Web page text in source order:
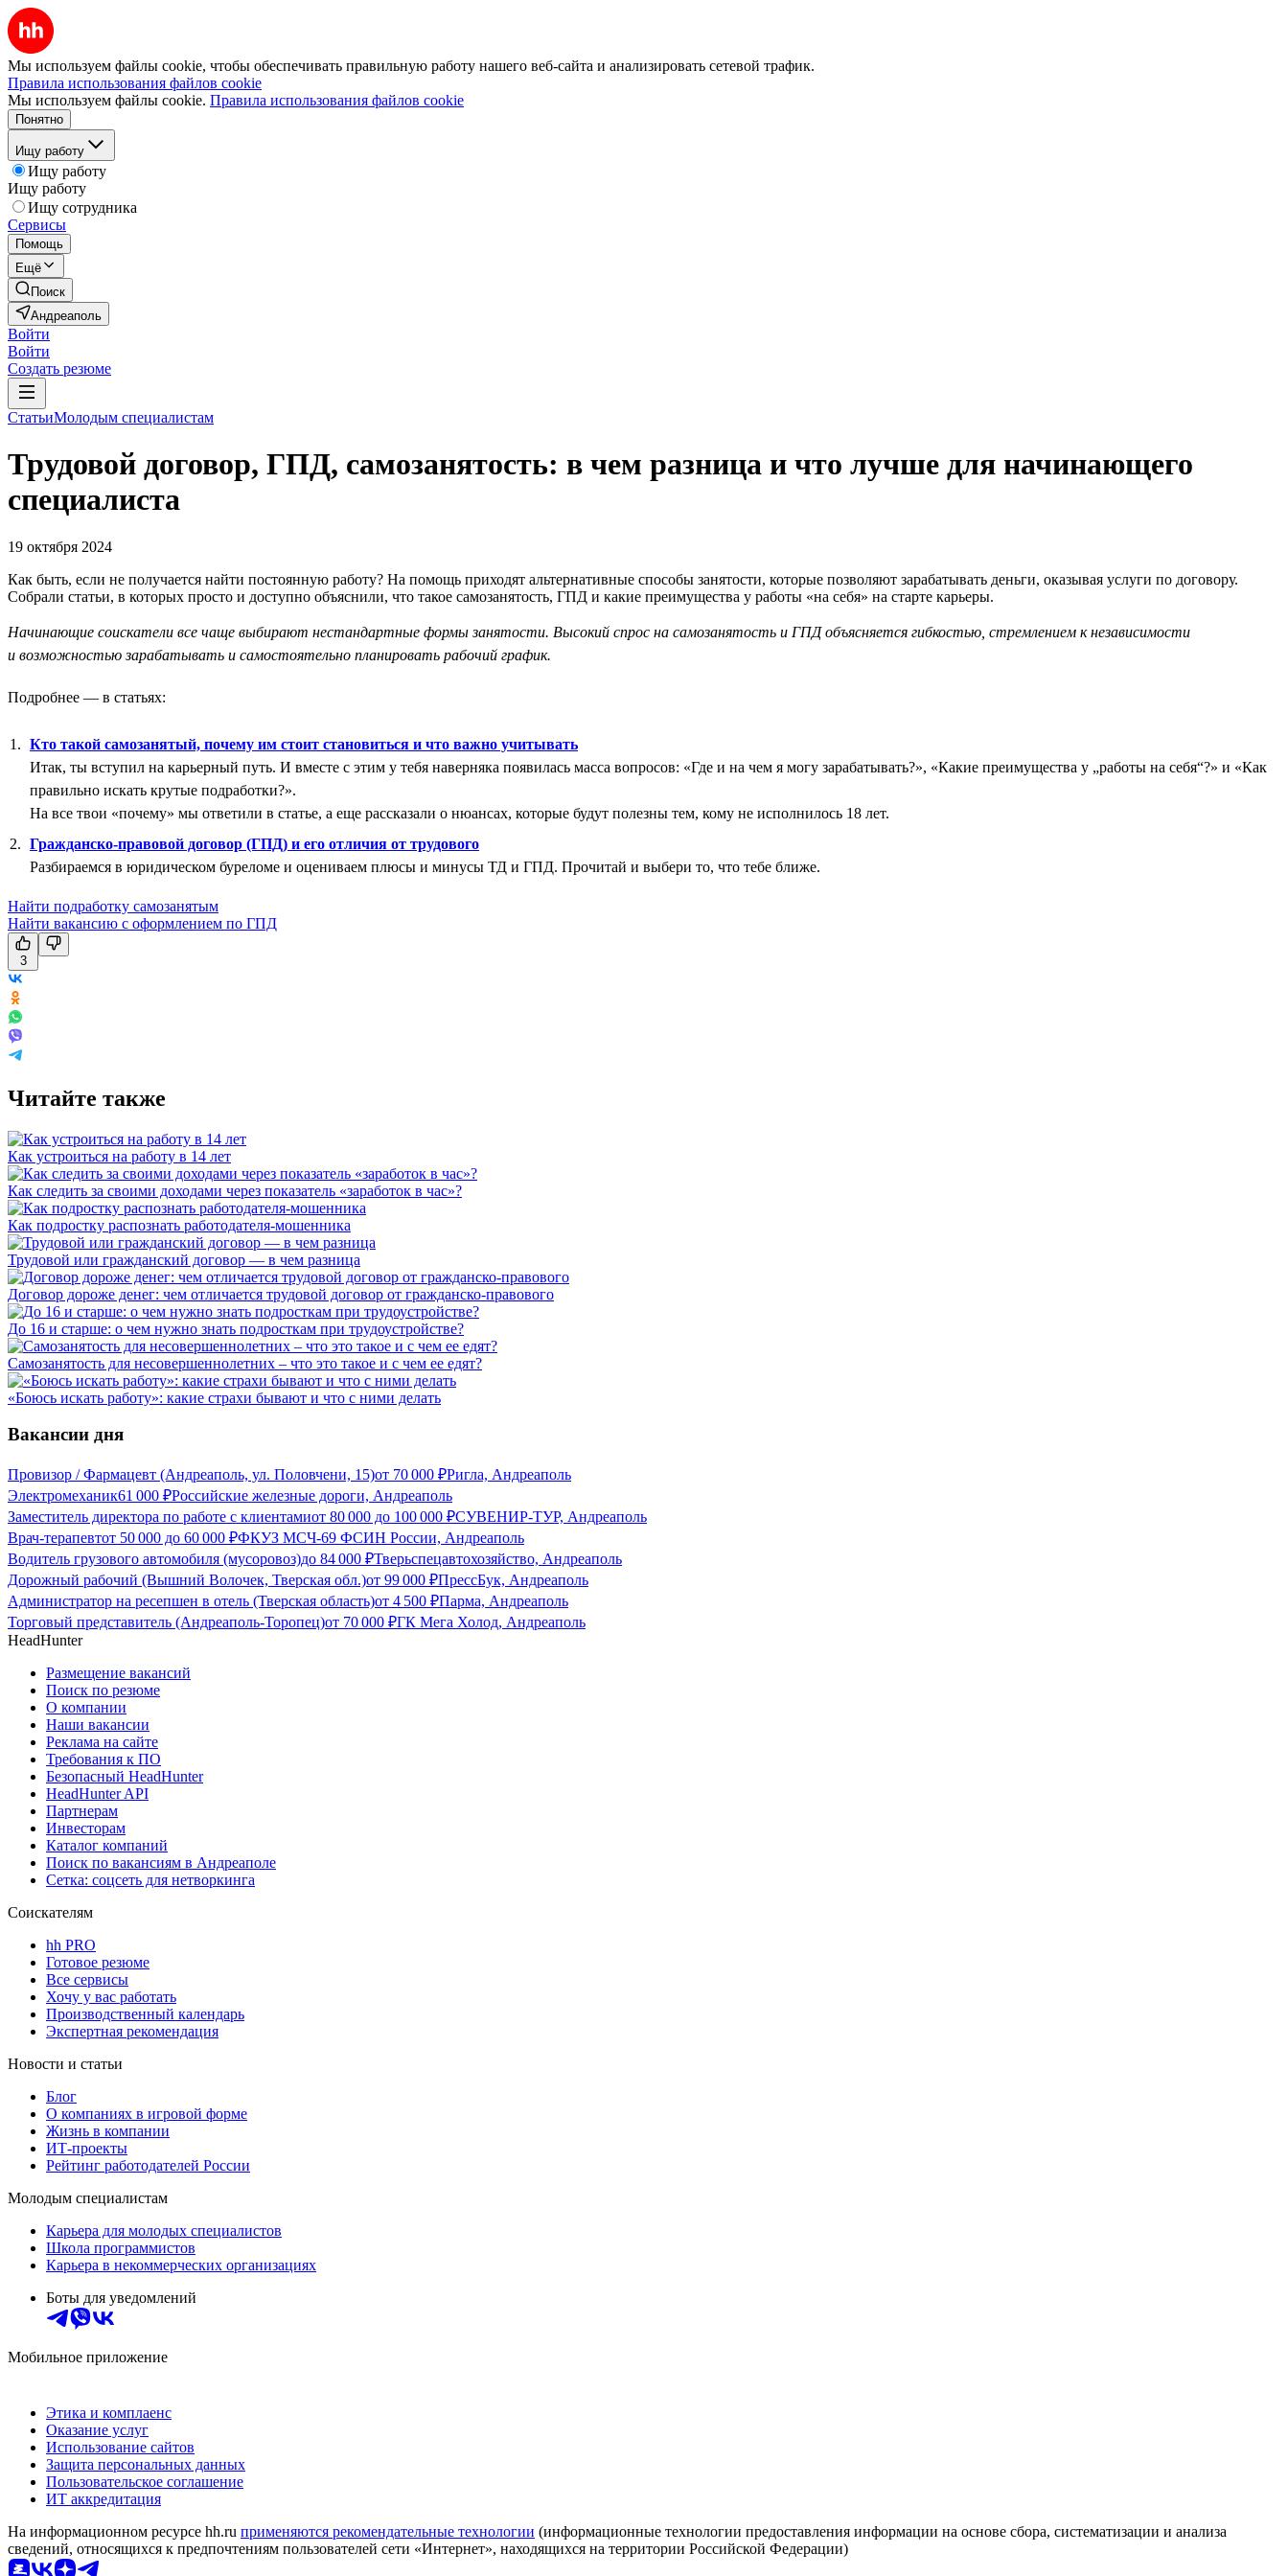
Мы используем файлы cookie, чтобы обеспечивать правильную работу нашего веб-сайта и анализировать сетевой трафик.
Правила использования файлов cookie
Мы используем файлы cookie. Правила использования файлов cookie
Понятно
Ищу работу
Ищу работу
Ищу работу
Ищу сотрудника
Сервисы
Помощь
Ещё
Поиск
Андреаполь
Войти
Войти
Создать резюме
СтатьиМолодым специалистам
Трудовой договор, ГПД, самозанятость: в чем разница и что лучше для начинающего
специалиста
19 октября 2024
Как быть, если не получается найти постоянную работу? На помощь приходят альтернативные способы занятости, которые позволяют зарабатывать деньги, оказывая услуги по договору.
Собрали статьи, в которых просто и доступно объяснили, что такое самозанятость, ГПД и какие преимущества у работы «на себя» на старте карьеры.
Начинающие соискатели все чаще выбирают нестандартные формы занятости. Высокий спрос на самозанятость и ГПД объясняется гибкостью, стремлением к независимости
и возможностью зарабатывать и самостоятельно планировать рабочий график.
Подробнее — в статьях:
Кто такой самозанятый, почему им стоит становиться и что важно учитывать
Итак, ты вступил на карьерный путь. И вместе с этим у тебя наверняка появилась масса вопросов: «Где и на чем я могу зарабатывать?», «Какие преимущества у „работы на себя“?» и «Как
правильно искать крутые подработки?».
На все твои «почему» мы ответили в статье, а еще рассказали о нюансах, которые будут полезны тем, кому не исполнилось 18 лет.
Гражданско-правовой договор (ГПД) и его отличия от трудового
Разбираемся в юридическом буреломе и оцениваем плюсы и минусы ТД и ГПД. Прочитай и выбери то, что тебе ближе.
Найти подработку самозанятым
Найти вакансию с оформлением по ГПД
3
Читайте также
Как устроиться на работу в 14 лет
Как следить за своими доходами через показатель «заработок в час»?
Как подростку распознать работодателя-мошенника
Трудовой или гражданский договор — в чем разница
Договор дороже денег: чем отличается трудовой договор от гражданско-правового
До 16 и старше: о чем нужно знать подросткам при трудоустройстве?
Самозанятость для несовершеннолетних – что это такое и с чем ее едят?
«Боюсь искать работу»: какие страхи бывают и что с ними делать
Вакансии дня
Провизор / Фармацевт (Андреаполь, ул. Половчени, 15)от 70 000 ₽Ригла, Андреаполь
Электромеханик61 000 ₽Российские железные дороги, Андреаполь
Заместитель директора по работе с клиентамиот 80 000 до 100 000 ₽СУВЕНИР-ТУР, Андреаполь
Врач-терапевтот 50 000 до 60 000 ₽ФКУЗ МСЧ-69 ФСИН России, Андреаполь
Водитель грузового автомобиля (мусоровоз)до 84 000 ₽Тверьспецавтохозяйство, Андреаполь
Дорожный рабочий (Вышний Волочек, Тверская обл.)от 99 000 ₽ПрессБук, Андреаполь
Администратор на ресепшен в отель (Тверская область)от 4 500 ₽Парма, Андреаполь
Торговый представитель (Андреаполь-Торопец)от 70 000 ₽ГК Мега Холод, Андреаполь
HeadHunter
Размещение вакансий
Поиск по резюме
О компании
Наши вакансии
Реклама на сайте
Требования к ПО
Безопасный HeadHunter
HeadHunter API
Партнерам
Инвесторам
Каталог компаний
Поиск по вакансиям в Андреаполе
Сетка: соцсеть для нетворкинга
Соискателям
hh PRO
Готовое резюме
Все сервисы
Хочу у вас работать
Производственный календарь
Экспертная рекомендация
Новости и статьи
Блог
О компаниях в игровой форме
Жизнь в компании
ИТ-проекты
Рейтинг работодателей России
Молодым специалистам
Карьера для молодых специалистов
Школа программистов
Карьера в некоммерческих организациях
Боты для уведомлений
Мобильное приложение
Этика и комплаенс
Оказание услуг
Использование сайтов
Защита персональных данных
Пользовательское соглашение
ИТ аккредитация
На информационном ресурсе hh.ru применяются рекомендательные технологии (информационные технологии предоставления информации на основе сбора, систематизации и анализа
сведений, относящихся к предпочтениям пользователей сети «Интернет», находящихся на территории Российской Федерации)